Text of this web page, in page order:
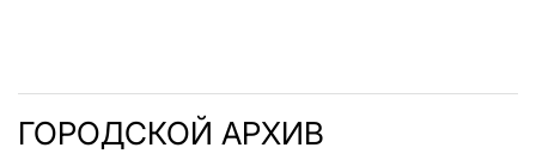
ГОРОДСКОЙ АРХИВ